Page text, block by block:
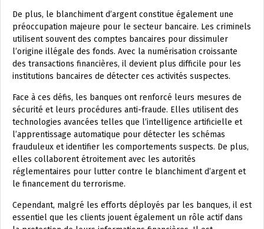
De plus, le blanchiment d’argent constitue également une
préoccupation majeure pour le secteur bancaire. Les criminels
utilisent souvent des comptes bancaires pour dissimuler
l’origine illégale des fonds. Avec la numérisation croissante
des transactions financières, il devient plus difficile pour les
institutions bancaires de détecter ces activités suspectes.
Face à ces défis, les banques ont renforcé leurs mesures de
sécurité et leurs procédures anti-fraude. Elles utilisent des
technologies avancées telles que l’intelligence artificielle et
l’apprentissage automatique pour détecter les schémas
frauduleux et identifier les comportements suspects. De plus,
elles collaborent étroitement avec les autorités
réglementaires pour lutter contre le blanchiment d’argent et
le financement du terrorisme.
Cependant, malgré les efforts déployés par les banques, il est
essentiel que les clients jouent également un rôle actif dans